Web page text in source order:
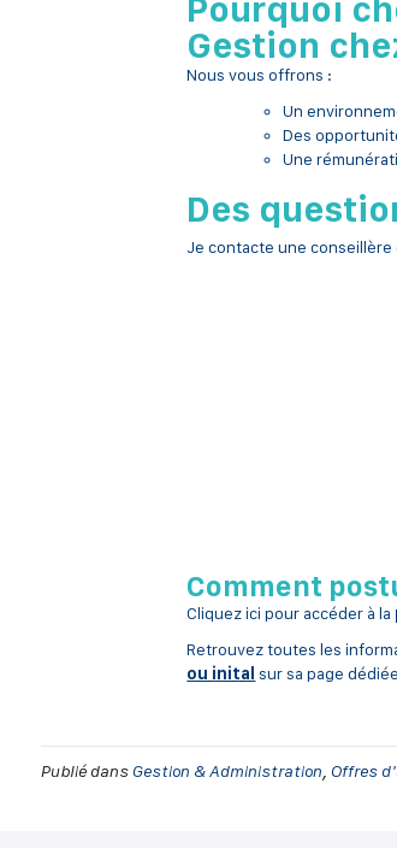
Gestion
Nous vous offrons :
Un
Des
Une
Des
Je contacte une conseillère
Comment
Cliquez ici pour accéder à la
Retrouvez toutes les
ou inital sur sa page
Publié dansGestion & Administration Offres